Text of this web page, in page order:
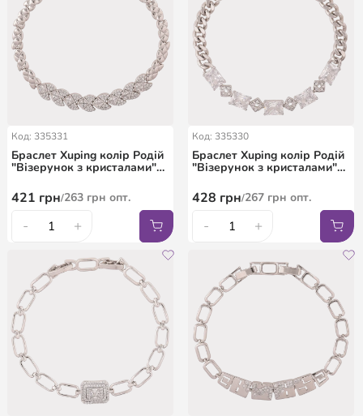
Код: 335331
Браслет Xuping колір Родій
"Візерунок з кристалами"
17,19см х 5-7мм
421 грн/263 грн опт.
- +
Код: 335330
Браслет Xuping колір Родій
"Візерунок з кристалами"
17,19см х 5-6мм
428 грн/267 грн опт.
- +